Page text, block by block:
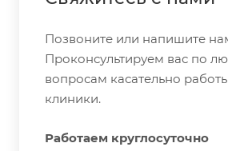
Позвоните или напишите
Проконсультируем вас по
вопросам касательно
клиники.
Работаем круглосуточно